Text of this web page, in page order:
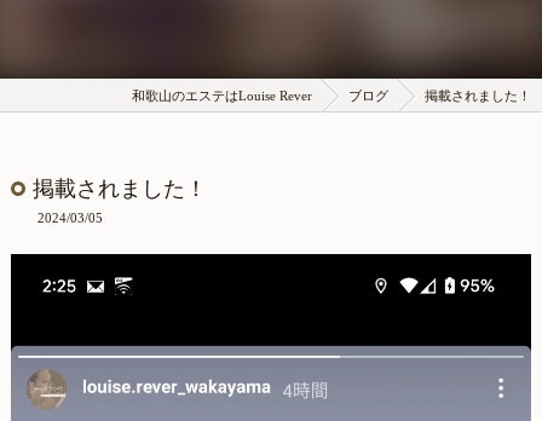
和歌山のエステはLouise Rever ブログ 掲載されました！
掲載されました！
2024/03/05